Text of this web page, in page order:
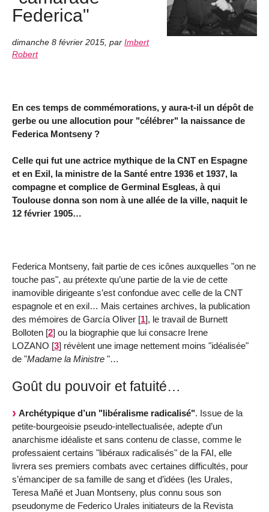
Federica"
dimanche 8 février 2015 par Imbert
Robert
En ces temps de commémorations, y aura-t-il un dépôt de
gerbe ou une allocution pour "célébrer" la naissance de
Federica Montseny ?
Celle qui fut une actrice mythique de la CNT en Espagne
et en Exil, la ministre de la Santé entre 1936 et 1937, la
compagne et complice de Germinal Esgleas, à qui
Toulouse donna son nom à une allée de la ville, naquit le
12 février 1905…
Federica Montseny, fait partie de ces icônes auxquelles "on ne
touche pas", au prétexte qu’une partie de la vie de cette
inamovible dirigeante s’est confondue avec celle de la CNT
espagnole et en exil… Mais certaines archives, la publication
des mémoires de García Oliver [1], le travail de Burnett
Bolloten [2] ou la biographie que lui consacre Irene
LOZANO [3] révèlent une image nettement moins "idéalisée"
de "Madame la Ministre "…
Goût du pouvoir et fatuité…
Archétypique d’un "libéralisme radicalisé". Issue de la
petite-bourgeoisie pseudo-intellectualisée, adepte d’un
anarchisme idéaliste et sans contenu de classe, comme le
professaient certains "libéraux radicalisés" de la FAI, elle
livrera ses premiers combats avec certaines difficultés, pour
s’émanciper de sa famille de sang et d’idées (les Urales,
Teresa Mañé et Juan Montseny, plus connu sous son
pseudonyme de Federico Urales initiateurs de la Revista